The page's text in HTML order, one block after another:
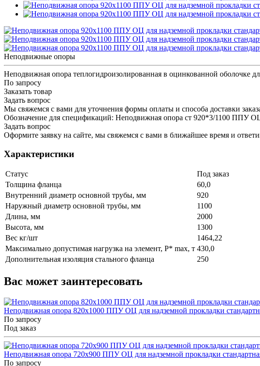
Неподвижные опоры
Неподвижная опора теплогидроизолированная в оцинкованной оболочке
По запросу
Заказать товар
Задать вопрос
Мы свяжемся с вами для уточнения формы оплаты и способа доставки
Обозначение для спецификаций: Неподвижная опора ст 920*3/1100 ППУ
Задать вопрос
Оформите заявку на сайте, мы свяжемся с вами в ближайшее время и
Характеристики
Статус
Под заказ
Толщина фланца
60,0
Внутренний диаметр основной трубы, мм
920
Наружный диаметр основной трубы, мм
1100
Длина, мм
2000
Высота, мм
1300
Вес кг/шт
1464,22
Максимально допустимая нагрузка на элемент, P* max, т 430,0
Дополнительная изоляция стального фланца
250
Вас может заинтересовать
Неподвижная опора 820x1000 ППУ ОЦ для надземной прокладки
По запросу
Под заказ
Неподвижная опора 720x900 ППУ ОЦ для надземной прокладки
По запросу